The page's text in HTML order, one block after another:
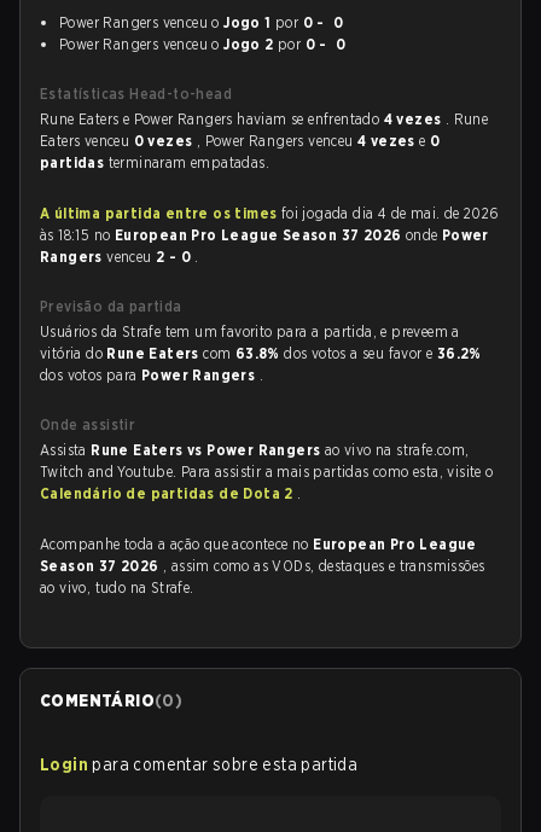
Power Rangers venceu oJogo 1 por 0 - 0
Power Rangers venceu oJogo 2 por 0 - 0
Estatísticas Head-to-head
Rune Eaters e Power Rangers haviam se enfrentado 4 vezes . Rune
Eaters venceu 0 vezes , Power Rangers venceu4 vezese 0
partidas terminaram empatadas.
A última partida entre os times foi jogada dia 4 de mai. de 2026
às 18:15 no European Pro League Season 37 2026 onde Power
Rangersvenceu 2 - 0 .
Previsão da partida
Usuários da Strafe tem um favorito para a partida, e preveem a
vitória do Rune Eaterscom 63.8%dos votos a seu favor e 36.2%
dos votos para Power Rangers .
Onde assistir
Assista Rune Eaters vs Power Rangers ao vivo na strafe.com,
Twitch and Youtube. Para assistir a mais partidas como esta, visite o
Calendário de partidas de Dota 2 .
Acompanhe toda a ação que acontece no European Pro League
Season 37 2026 , assim como as VODs, destaques e transmissões
ao vivo, tudo na Strafe.
COMENTÁRIO(0)
Login para comentar sobre esta partida